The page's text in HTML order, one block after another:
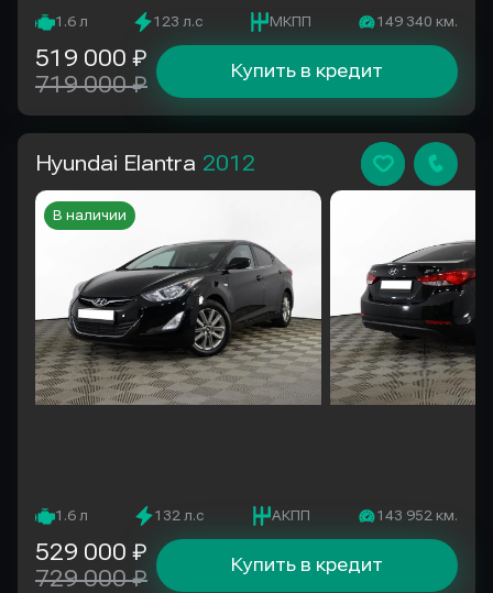
1.6 л 123 л.с МКПП 149 340 км.
Купить в кредит
519 000 ₽
719 000 ₽
Hyundai Elantra 2012
1.6 л 132 л.с АКПП 143 952 км.
В наличии
Купить в кредит
529 000 ₽
729 000 ₽